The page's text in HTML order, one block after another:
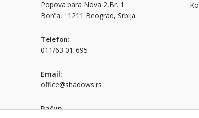
Popova bara Nova 2,Br. 1
Borča, 11211 Beograd, Srbija
Telefon:
011/63-01-695
Email:
office@shadows.rs
Račun